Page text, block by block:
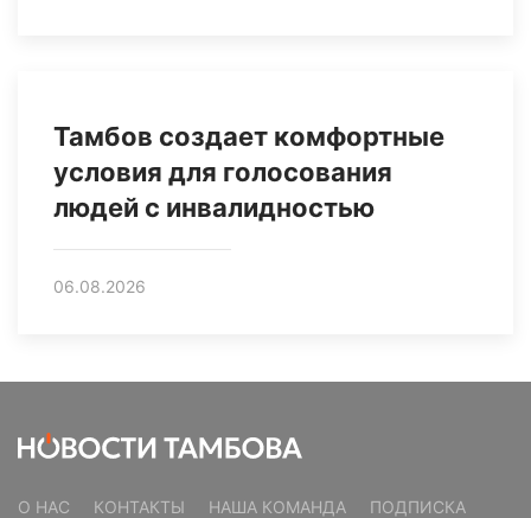
Тамбов создает комфортные
условия для голосования
людей с инвалидностью
06.08.2026
О НАС КОНТАКТЫ НАША КОМАНДА
ПОДПИСКА